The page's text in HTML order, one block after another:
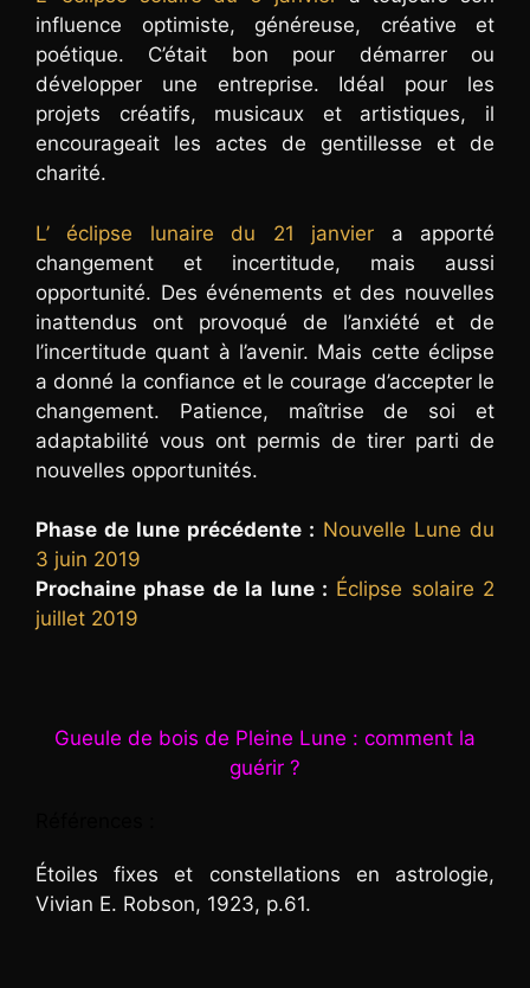
influence optimiste, généreuse, créative et
poétique. C’était bon pour démarrer ou
développer une entreprise. Idéal pour les
projets créatifs, musicaux et artistiques, il
encourageait les actes de gentillesse et de
charité.
L’ éclipse lunaire du 21 janvier a apporté
changement et incertitude, mais aussi
opportunité. Des événements et des nouvelles
inattendus ont provoqué de l’anxiété et de
l’incertitude quant à l’avenir. Mais cette éclipse
a donné la confiance et le courage d’accepter le
changement. Patience, maîtrise de soi et
adaptabilité vous ont permis de tirer parti de
nouvelles opportunités.
Phase de lune précédente : Nouvelle Lune du
3 juin 2019
Prochaine phase de la lune : Éclipse solaire 2
juillet 2019
Gueule de bois de Pleine Lune : comment la
guérir ?
Étoiles fixes et constellations en astrologie,
Vivian E. Robson, 1923, p.61.